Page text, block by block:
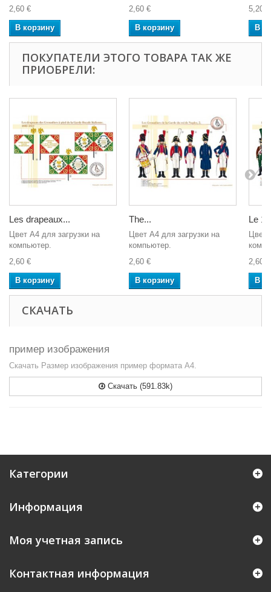
2,60 €
В корзину
2,60 €
В корзину
5,20 €
В
ПОКУПАТЕЛИ ЭТОГО ТОВАРА ТАК ЖЕ
ПРИОБРЕЛИ:
Les drapeaux...
Цвет A4 для загрузки на
компьютер.
2,60 €
В корзину
The...
Цвет A4 для загрузки на
компьютер.
2,60 €
В корзину
Le
Цвет
2,60 €
В
СКАЧАТЬ
пример изображения
Скачать Размер изображения пример формата А4.
Скачать (591.83k)
Категории
Информация
Моя учетная запись
Контактная информация